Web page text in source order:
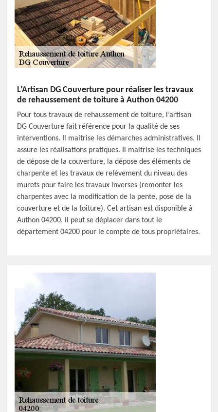
L’Artisan DG Couverture pour réaliser les travaux
de rehaussement de toiture à Authon 04200
Pour tous travaux de rehaussement de toiture, l’artisan
DG Couverture fait référence pour la qualité de ses
interventions. Il maitrise les démarches administratives. Il
assure les réalisations pratiques. Il maitrise les techniques
de dépose de la couverture, la dépose des éléments de
charpente et les travaux de relèvement du niveau des
murets pour faire les travaux inverses (remonter les
charpentes avec la modification de la pente, pose de la
couverture et de la toiture). Cet artisan est disponible à
Authon 04200. Il peut se déplacer dans tout le
département 04200 pour le compte de tous propriétaires.